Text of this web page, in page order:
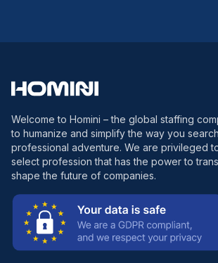
Welcome to Homini – the global staffing
to humanize and simplify the way you
professional adventure. We are privileged
select profession that has the power to
shape the future of companies.